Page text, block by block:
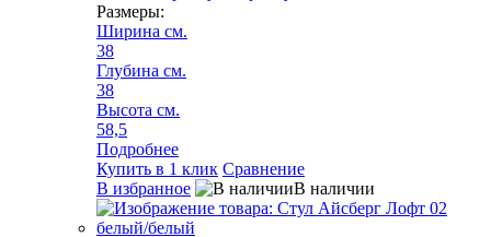
Размеры:
Ширина см.
38
Глубина см.
38
Высота см.
58,5
Подробнее
Купить в 1 клик Сравнение
В избранное
В наличии